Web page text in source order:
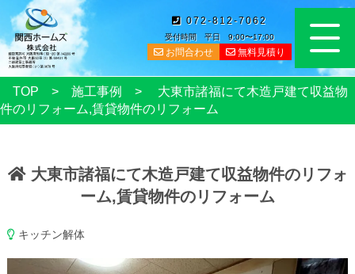
072-812-7062
受付時間 平日 9:00〜17:00
お問合わせ 無料見積り
TOP 施工事例
大東市諸福にて木造戸建て収益物
件のリフォーム,賃貸物件のリフォーム
大東市諸福にて木造戸建て収益物件のリフォ
ーム,賃貸物件のリフォーム
キッチン解体